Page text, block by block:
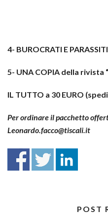
4- BUROCRATI E
5- UNA COPIA della rivista
IL TUTTO a 30 EURO
Per ordinare il pacchetto
Leonardo.facco@tiscali.it
POST